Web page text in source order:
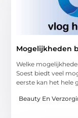
Mogelijkheden
Welke
Soest biedt veel
eerste kan het hele
Beauty En